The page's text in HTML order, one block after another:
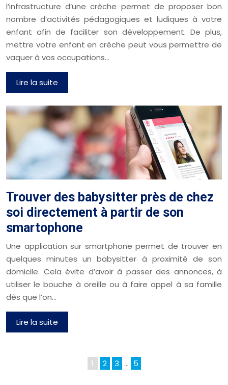
l’infrastructure d’une crèche permet de proposer bon
nombre d’activités pédagogiques et ludiques à votre
enfant afin de faciliter son développement. De plus,
mettre votre enfant en crèche peut vous permettre de
vaquer à vos occupations…
Lire la suite
Trouver des babysitter près de chez
soi directement à partir de son
smartophone
Une application sur smartphone permet de trouver en
quelques minutes un babysitter à proximité de son
domicile. Cela évite d’avoir à passer des annonces, à
utiliser le bouche à oreille ou à faire appel à sa famille
dès que l’on…
Lire la suite
1 2 3 … 5